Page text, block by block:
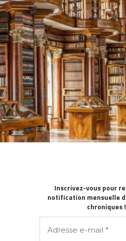
Inscrivez-vous pour
notification mensuelle
chroniques !